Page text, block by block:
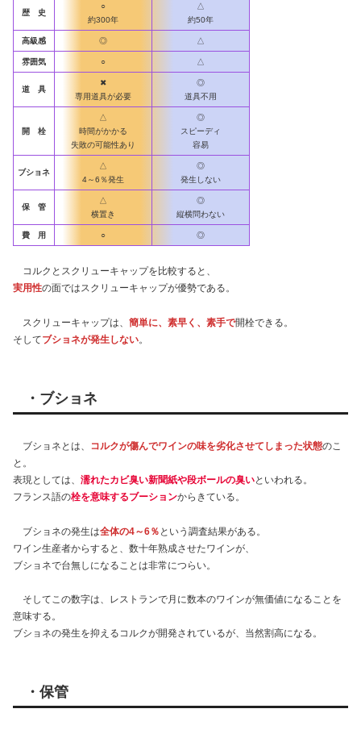
歴 史
○
約300年
△
約50年
高級感 ◎ △
雰囲気 ○ △
道 具
✖
専用道具が必要
◎
道具不用
開 栓
△
時間がかかる
失敗の可能性あり
◎
スピーディ
容易
ブショネ
△
4～6％発生
◎
発生しない
保 管
△
横置き
◎
縦横問わない
費 用 ○ ◎
コルクとスクリューキャップを比較すると、
実用性の面ではスクリューキャップが優勢である。
スクリューキャップは、 簡単に、素早く、素手で開栓できる。
そしてブショネが発生しない。
・ブショネ
ブショネとは、 コルクが傷んでワインの味を劣化させてしまった状態のこ
と。
表現としては、 濡れたカビ臭い新聞紙や段ボールの臭いといわれる。
フランス語の栓を意味するブーションからきている。
ブショネの発生は全体の4～6％ という調査結果がある。
ワイン生産者からすると、数十年熟成させたワインが、
ブショネで台無しになることは非常につらい。
そしてこの数字は、レストランで月に数本のワインが無価値になることを
意味する。
ブショネの発生を抑えるコルクが開発されているが、当然割高になる。
・保管